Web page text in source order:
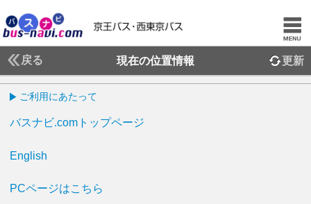
戻る 現在の位置情報 更新
ご利用にあたって
バスナビ.comトップページ
English
PCページはこちら